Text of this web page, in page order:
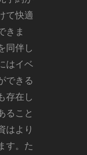
て快適
きま
同伴し
はイベ
できる
存在し
ること
はより
す。た